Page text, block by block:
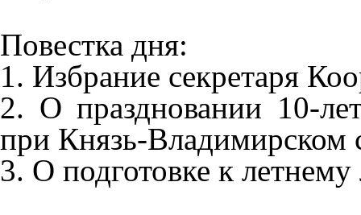
Повестка дня:
1. Избрание секретаря
2. О праздновании 10-
при Князь-Владимирском
3. О подготовке к летнему